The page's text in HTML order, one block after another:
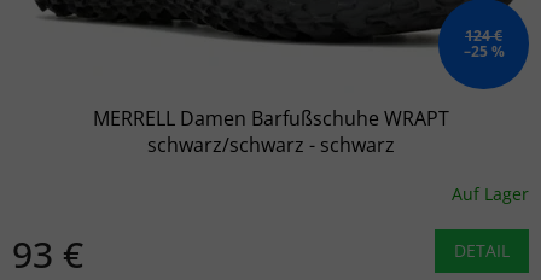
124 €
–25 %
MERRELL Damen Barfußschuhe WRAPT
schwarz/schwarz - schwarz
Auf Lager
93 € DETAIL